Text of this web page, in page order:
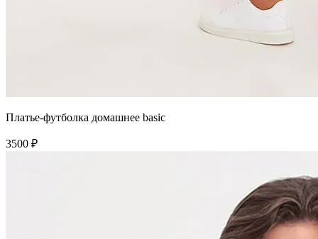
Платье-футболка домашнее basic
3500 ₽